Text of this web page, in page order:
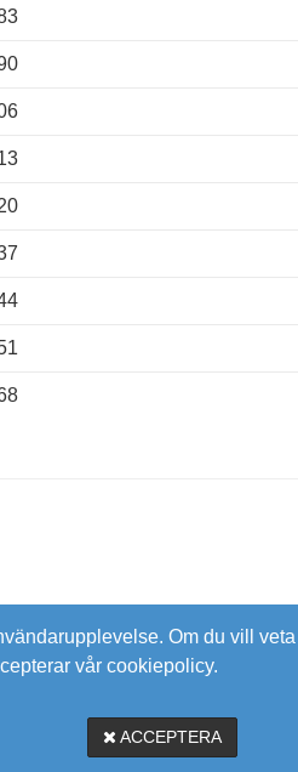
Om du vill
vår cookiepolicy.
ACCEPTERA